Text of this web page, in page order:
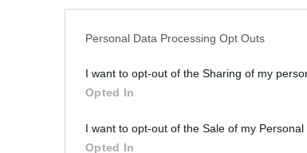
Personal Data Processing Opt Outs
I want to opt-out of the Sharing of my
Opted In
I want to opt-out of the Sale of my Personal
Opted In
Trump,